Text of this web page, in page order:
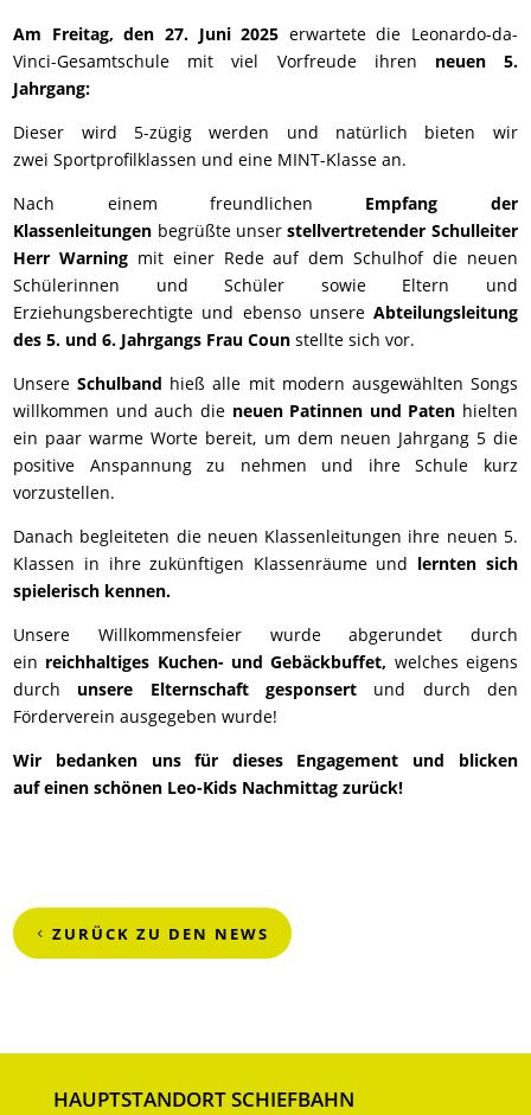
Am Freitag, den 27. Juni 2025 erwartete die Leonardo-da-
Vinci-Gesamtschule mit viel Vorfreude ihren neuen 5.
Jahrgang:
Dieser wird 5-zügig werden und natürlich bieten wir
zwei Sportprofilklassen und eine MINT-Klasse an.
Nach einem freundlichen Empfang der
Klassenleitungen begrüßte unserstellvertretender Schulleiter
Herr Warning mit einer Rede auf dem Schulhof die neuen
Schülerinnen und Schüler sowie Eltern und
Erziehungsberechtigte und ebenso unsere Abteilungsleitung
des 5. und 6. Jahrgangs Frau Coun stellte sich vor.
UnsereSchulband hieß alle mit modern ausgewählten Songs
willkommen und auch dieneuen Patinnen und Paten hielten
ein paar warme Worte bereit, um dem neuen Jahrgang 5 die
positive Anspannung zu nehmen und ihre Schule kurz
vorzustellen.
Danach begleiteten die neuen Klassenleitungen ihre neuen 5.
Klassen in ihre zukünftigen Klassenräume und lernten sich
spielerisch kennen.
Unsere Willkommensfeier wurde abgerundet durch
ein reichhaltiges Kuchen- und Gebäckbuffet, welches eigens
durch unsere Elternschaft gesponsert und durch den
Förderverein ausgegeben wurde!
Wir bedanken uns für dieses Engagement und blicken
auf einen schönen Leo-Kids Nachmittag zurück!
ZURÜCK ZU DEN NEWS
HAUPTSTANDORT SCHIEFBAHN